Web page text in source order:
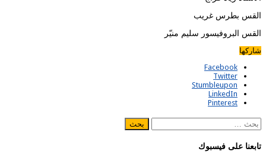
القس بطرس غريب
القس البروفيسور سليم منيّر
شاركها
Facebook
Twitter
Stumbleupon
LinkedIn
Pinterest
البحث
عن:
تابعنا على فيسبوك